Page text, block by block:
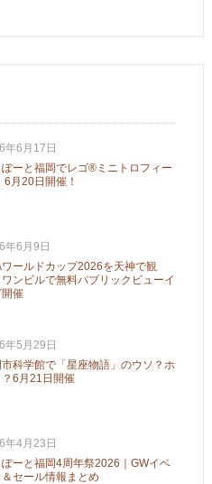
年6月17日
ぽーと福岡でレゴ®ミニトロフィー
6月20日開催！
年6月9日
ワールドカップ2026を天神で観
ンビルで無料パブリックビューイ
開催
年5月29日
科学館で「星座物語」のウソ？ホ
？6月21日開催
年4月23日
ぽーと福岡4周年祭2026｜GWイベ
＆セール情報まとめ